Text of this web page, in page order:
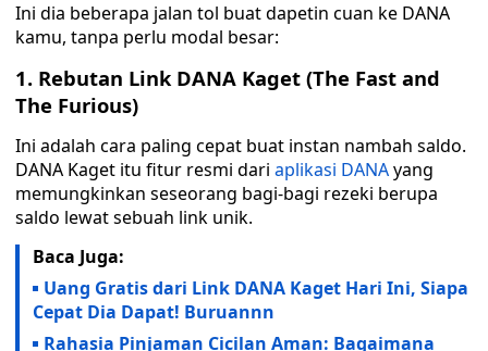
Ini dia beberapa jalan tol buat dapetin cuan ke DANA
kamu, tanpa perlu modal besar:
1. Rebutan Link DANA Kaget (The Fast and
The Furious)
Ini adalah cara paling cepat buat instan nambah saldo.
DANA Kaget itu fitur resmi dari aplikasi DANAyang
memungkinkan seseorang bagi-bagi rezeki berupa
saldo lewat sebuah link unik.
Baca Juga:
Uang Gratis dari Link DANA Kaget Hari Ini, Siapa
Cepat Dia Dapat! Buruannn
Rahasia Pinjaman Cicilan Aman: Bagaimana